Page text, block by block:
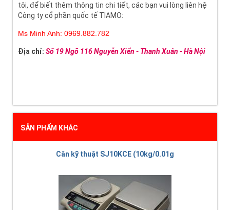
tôi, để biết thêm thông tin chi tiết, các bạn vui lòng liên hệ
Công ty cổ phần quốc tế TIAMO:
Ms Minh Anh: 0969.882.782
Địa chỉ: Số 19 Ngõ 116 Nguyễn Xiển - Thanh Xuân - Hà Nội
SẢN PHẨM KHÁC
Cân kỹ thuật SJ10KCE (10kg/0.01g